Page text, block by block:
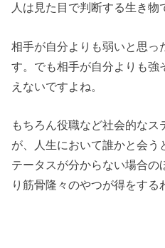
人は見た目で判断する生き物
相手が自分よりも弱いと思っ
す。でも相手が自分よりも強
えないですよね。
もちろん役職など社会的な
が、人生において誰かと会う
テータスが分からない場合の
り筋骨隆々のやつが得をする